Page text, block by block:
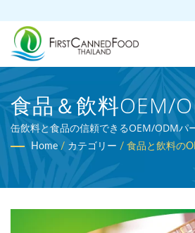
食品＆飲料OEM/
ス | 台湾を拠点と
品および缶飲料の
First Canned
Ltd.
缶飲料と食品の信頼できるOEM/ODMパ
を受けたプロの飲料メーカーであり、農
Home / カテゴリー / 食品と飲料の